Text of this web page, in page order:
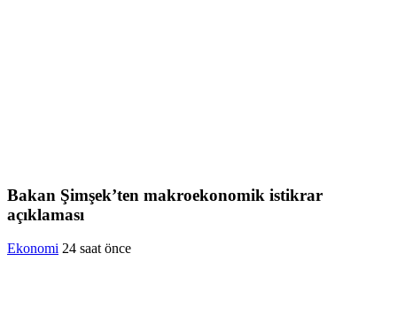
Bakan Şimşek’ten makroekonomik istikrar
açıklaması
Ekonomi 24 saat önce